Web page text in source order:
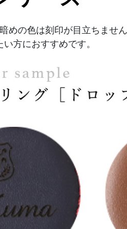
めの色は刻印が目立ちませ
方におすすめです。